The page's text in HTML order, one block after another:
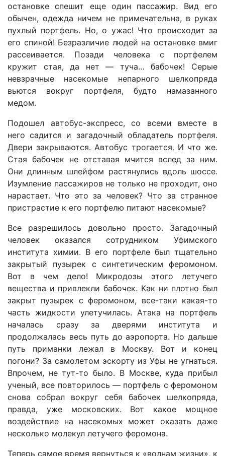
остановке спешит еще один пассажир. Вид его
обычен, одежда ничем не примечательна, в руках
пухлый портфель. Но, о ужас! Что происходит за
его спиной! Безразличие людей на остановке вмиг
рассеивается. Позади человека с портфелем
кружит стая, да нет — туча… бабочек! Серые
невзрачные насекомые непарного шелкопряда
вьются вокруг портфеля, будто намазанного
медом.
Подошел автобус-экспресс, со всеми вместе в
него садится и загадочный обладатель портфеля.
Двери закрываются. Автобус трогается. И что же.
Стая бабочек не отставая мчится вслед за ним.
Они длинным шлейфом растянулись вдоль шоссе.
Изумление пассажиров не только не проходит, оно
нарастает. Что это за человек? Что за странное
пристрастие к его портфелю питают насекомые?
Все разрешилось довольно просто. Загадочный
человек оказался сотрудником Уфимского
института химии. В его портфеле был тщательно
закрытый пузырек с синтетическим феромоном.
Вот в чем дело! Микродозы этого летучего
вещества и привлекли бабочек. Как ни плотно был
закрыт пузырек с феромоном, все-таки какая-то
часть жидкости улетучилась. Атака на портфель
началась сразу за дверями института и
продолжалась весь путь до аэропорта. Но дальше
путь приманки лежал в Москву. Вот и конец
погони? За самолетом эскорту из Уфы не угнаться.
Впрочем, не тут-то было. В Москве, куда прибыл
ученый, все повторилось — портфель с феромоном
снова собрал вокруг себя бабочек шелкопряда,
правда, уже московских. Вот какое мощное
воздействие на насекомых может оказать даже
несколько молекул летучего феромона.
Теперь самое время вернуться к «волнам жизни», к